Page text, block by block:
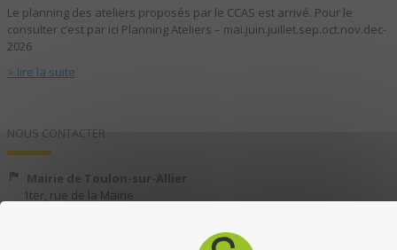
Le planning des ateliers proposés par le CCAS est arrivé. Pour le
consulter c’est par ici Planning Ateliers – mai.juin.juillet.sep.oct.nov.dec-
2026
> lire la suite
NOUS CONTACTER
Mairie de Toulon-sur-Allier
1ter, rue de la Mairie